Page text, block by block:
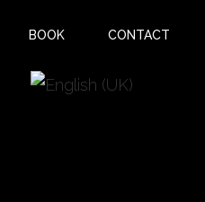
BOOK CONTACT